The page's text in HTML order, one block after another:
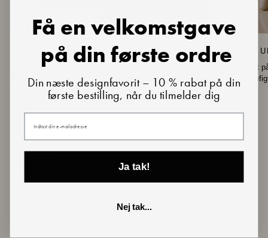
FRA SKANDINAVIEN MED KÆRLIGHED
Trædyr fra Lucie Kaas er baseret på gammelt dansk
design og nye fortolkninger af skandinaviske klassikere.
Pas godt
disse
1 review
Få en velkomstgave
på din første ordre
Din næste designfavorit – 10 % rabat på din
første bestilling, når du tilmelder dig
Din e-mail
Ja tak!
Nej tak...